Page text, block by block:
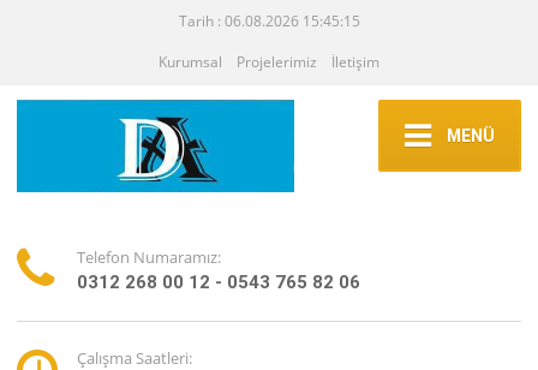
Tarih : 06.08.2026 15:45:15
Kurumsal
Projelerimiz İletişim
MENÜ
Telefon Numaramız:
0312 268 00 12 - 0543 765 82 06
Çalışma Saatleri: